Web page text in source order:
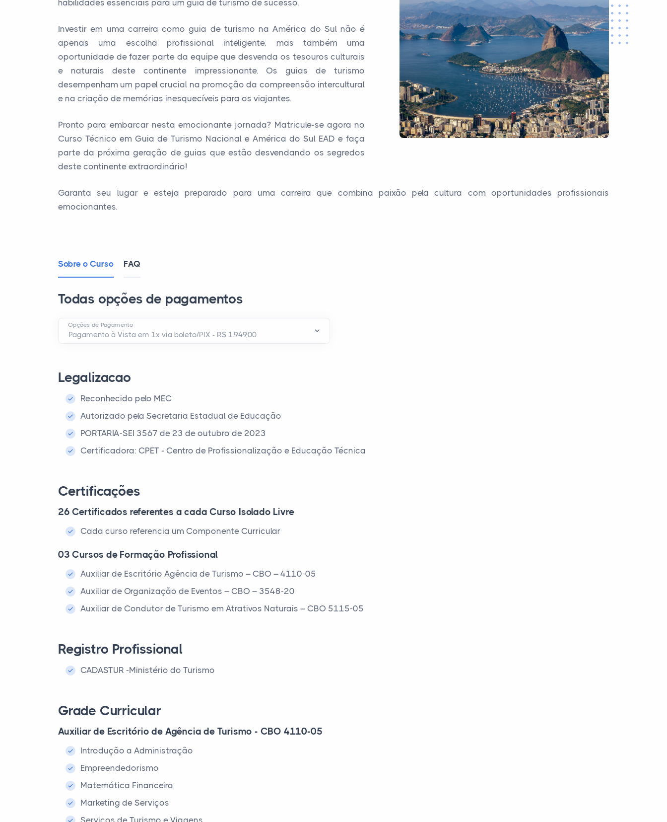
habilidades essenciais para um guia de turismo de sucesso.
Investir em uma carreira como guia de turismo na América do Sul não é
apenas uma escolha profissional inteligente, mas também uma
oportunidade de fazer parte da equipe que desvenda os tesouros culturais
e naturais deste continente impressionante. Os guias de turismo
desempenham um papel crucial na promoção da compreensão intercultural
e na criação de memórias inesquecíveis para os viajantes.
Pronto para embarcar nesta emocionante jornada? Matricule-se agora no
Curso Técnico em Guia de Turismo Nacional e América do Sul EAD e faça
parte da próxima geração de guias que estão desvendando os segredos
deste continente extraordinário!
Garanta seu lugar e esteja preparado para uma carreira que combina paixão pela cultura com oportunidades profissionais
emocionantes.
Sobre o Curso FAQ
Todas opções de pagamentos
Opções de Pagamento
Legalizacao
Reconhecido pelo MEC
Autorizado pela Secretaria Estadual de Educação
PORTARIA-SEI 3567 de 23 de outubro de 2023
Certificadora: CPET - Centro de Profissionalização e Educação Técnica
Certificações
26 Certificados referentes a cada Curso Isolado Livre
Cada curso referencia um Componente Curricular
03 Cursos de Formação Profissional
Auxiliar de Escritório Agência de Turismo – CBO – 4110-05
Auxiliar de Organização de Eventos – CBO – 3548-20
Auxiliar de Condutor de Turismo em Atrativos Naturais – CBO 5115-05
Registro Profissional
CADASTUR -Ministério do Turismo
Grade Curricular
Auxiliar de Escritório de Agência de Turismo - CBO 4110-05
Introdução a Administração
Empreendedorismo
Matemática Financeira
Marketing de Serviços
Serviços de Turismo e Viagens